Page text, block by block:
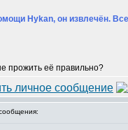
Hykan, он извлечён.
прожить её правильно?